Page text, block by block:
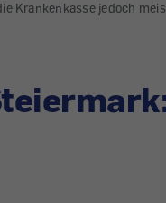
Krankenkasse jedoch